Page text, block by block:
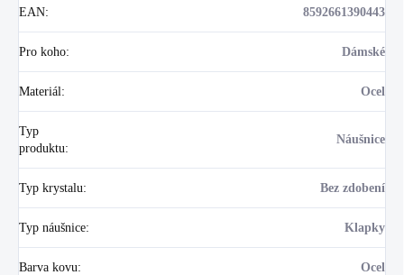
EAN: 8592661390443
Pro koho: Dámské
Materiál : Ocel
Typ
produktu:
Náušnice
Typ krystalu: Bez zdobení
Typ náušnice: Klapky
Barva kovu: Ocel